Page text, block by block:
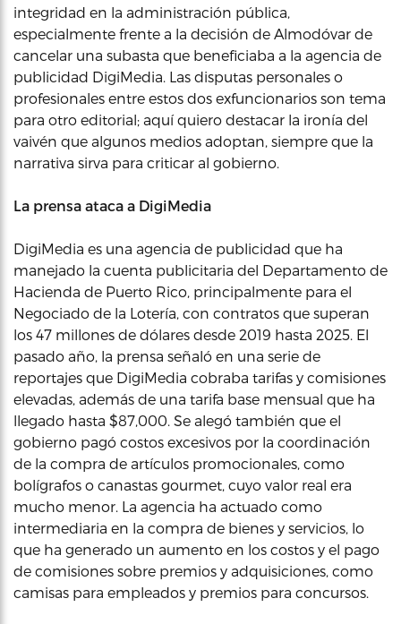
integridad en la administración pública,
especialmente frente a la decisión de Almodóvar de
cancelar una subasta que beneficiaba a la agencia de
publicidad DigiMedia. Las disputas personales o
profesionales entre estos dos exfuncionarios son tema
para otro editorial; aquí quiero destacar la ironía del
vaivén que algunos medios adoptan, siempre que la
narrativa sirva para criticar al gobierno.
La prensa ataca a DigiMedia
DigiMedia es una agencia de publicidad que ha
manejado la cuenta publicitaria del Departamento de
Hacienda de Puerto Rico, principalmente para el
Negociado de la Lotería, con contratos que superan
los 47 millones de dólares desde 2019 hasta 2025. El
pasado año, la prensa señaló en una serie de
reportajes que DigiMedia cobraba tarifas y comisiones
elevadas, además de una tarifa base mensual que ha
llegado hasta $87,000. Se alegó también que el
gobierno pagó costos excesivos por la coordinación
de la compra de artículos promocionales, como
bolígrafos o canastas gourmet, cuyo valor real era
mucho menor. La agencia ha actuado como
intermediaria en la compra de bienes y servicios, lo
que ha generado un aumento en los costos y el pago
de comisiones sobre premios y adquisiciones, como
camisas para empleados y premios para concursos.